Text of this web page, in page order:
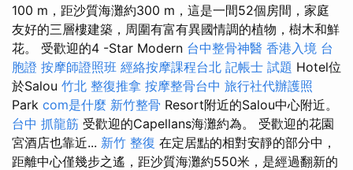
100 m，距沙質海灘約300 m，這是一間52個房間，家庭
友好的三層樓建築，周圍有富有異國情調的植物，樹木和鮮
花。 受歡迎的4 -Star Modern 台中整骨神醫 香港入境 台
胞證 按摩師證照班 經絡按摩課程台北 記帳士 試題 Hotel位
於Salou 竹北 整復推拿 按摩整骨台中 旅行社代辦護照
Park com是什麼 新竹整骨 Resort附近的Salou中心附近。
台中 抓龍筋 受歡迎的Capellans海灘約為。 受歡迎的花園
宮酒店也靠近... 新竹 整復 在定居點​​的相對安靜的部分中，
距離中心僅幾步之遙，距沙質海灘約550米，是經過翻新的